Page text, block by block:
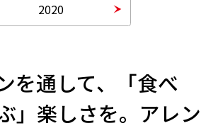
2020
を通して、「食べ
」楽しさを。アレン